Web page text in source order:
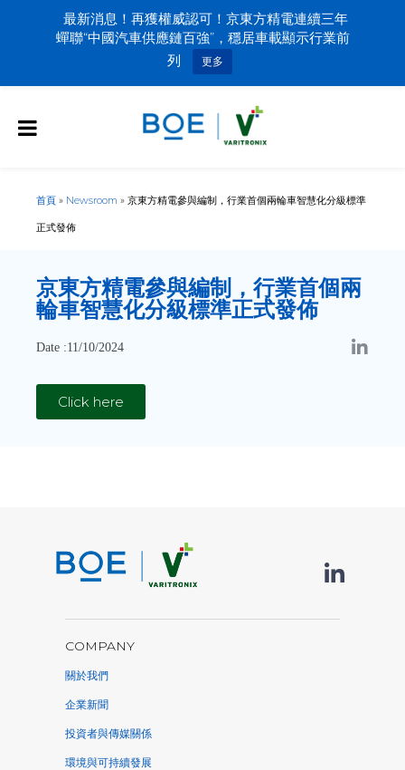
首頁 » Newsroom » 京東方精電參與編制，行業首個兩輪車智慧化分級標準
正式發佈
京東方精電參與編制，行業首個兩
輪車智慧化分級標準正式發佈
Date :11/10/2024
Click here
COMPANY
關於我們
企業新聞
投資者與傳媒關係
環境與可持續發展
最新消息！再獲權威認可！京東方精電連續三年
蟬聯“中國汽車供應鏈百強”，穩居車載顯示行業前
列
更多